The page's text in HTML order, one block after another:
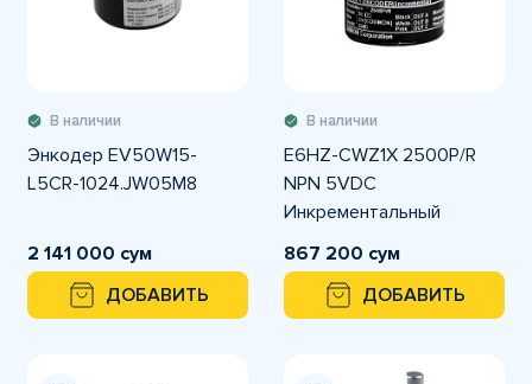
В наличии
Энкодер EV50W15-
L5CR-1024.JW05M8
2 141 000 сум
ДОБАВИТЬ
В наличии
E6HZ-CWZ1X 2500P/R
NPN 5VDC
Инкрементальный
энкодер OMRON
867 200 сум
ДОБАВИТЬ